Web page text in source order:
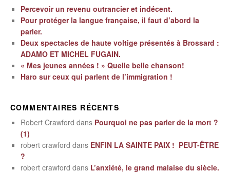
Percevoir un revenu outrancier et indécent.
Pour protéger la langue française, il faut d’abord la
parler.
Deux spectacles de haute voltige présentés à Brossard :
ADAMO ET MICHEL FUGAIN.
« Mes jeunes années ! » Quelle belle chanson!
Haro sur ceux qui parlent de l’immigration !
COMMENTAIRES RÉCENTS
Robert Crawford dans Pourquoi ne pas parler de la mort ?
(1)
robert crawford dans ENFIN LA SAINTE PAIX ! PEUT-ÊTRE
?
robert crawford dans L’anxiété, le grand malaise du siècle.